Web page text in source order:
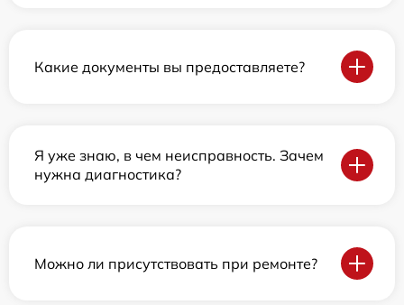
Какие документы вы предоставляете?
Я уже знаю, в чем неисправность. Зачем
нужна диагностика?
Можно ли присутствовать при ремонте?